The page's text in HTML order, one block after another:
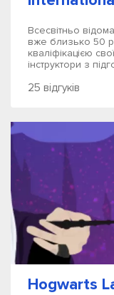
Всесвітньо
вже близько 50
кваліфікацією
інструктори з
25 відгуків
Hogwarts